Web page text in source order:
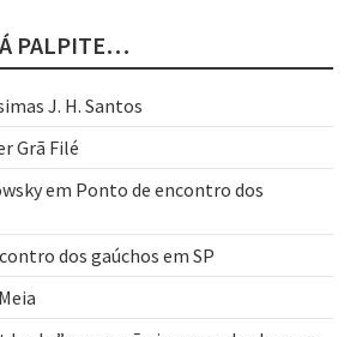
PALPITE…
J. H. Santos
Grã Filé
em Ponto de encontro dos
dos gaúchos em SP
Meia